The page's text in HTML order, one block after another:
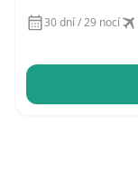
30 dní / 29 nocí